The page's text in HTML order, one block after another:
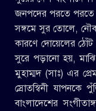
জনপদের পরতে পরতে
সঙ্গমে সুর তোলে,
কারণে দোয়েলের ঠোঁট
সুরে পড়ানো হয়, মাঝি
মুহাম্মদ (সাঃ) এর
স্রোতস্বিনী যাপনকে
বাংলাদেশের